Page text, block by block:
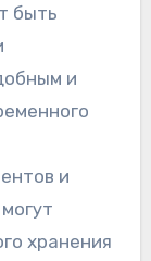
быть
и
и
хранения